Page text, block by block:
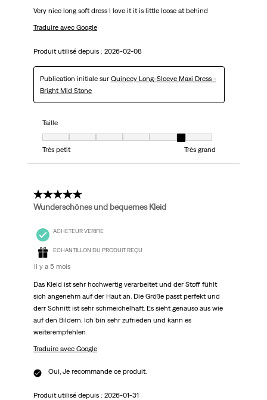
Very nice long soft dress I love it it is little loose at behind
Traduire avec Google
Produit utilisé depuis : 2026-02-08
Publication initiale sur Quincey Long-Sleeve Maxi Dress -
Bright Mid Stone
Taille
Très petit
Très grand
5 étoile(s) sur 5.
Wunderschönes und bequemes Kleid
ACHETEUR VÉRIFIÉ
ÉCHANTILLON DU PRODUIT REÇU
il y a 5 mois
Das Kleid ist sehr hochwertig verarbeitet und der Stoff fühlt
sich angenehm auf der Haut an. Die Größe passt perfekt und
derr Schnitt ist sehr schmeichelhaft. Es sieht genauso aus wie
auf den Bildern. Ich bin sehr zufrieden und kann es
weiterempfehlen
Traduire avec Google
Oui, Je recommande ce produit.
Produit utilisé depuis : 2026-01-31